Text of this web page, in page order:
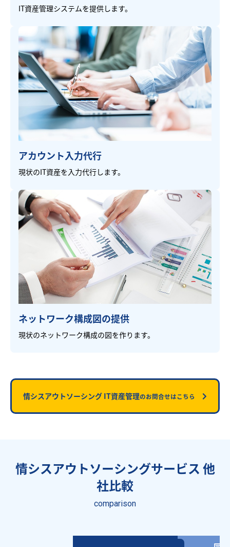
IT資産管理システムを提供します。
アカウント入力代行
現状のIT資産を入力代行します。
ネットワーク構成図の提供
現状のネットワーク構成の図を作ります。
情シスアウトソーシング IT資産管理のお問合せはこちら
情シスアウトソーシングサービス 他
社比較
comparison